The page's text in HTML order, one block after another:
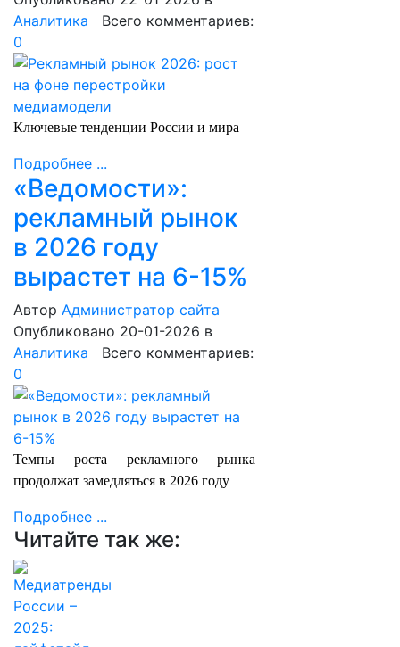
Аналитика Всего комментариев:
0
Ключевые тенденции России и мира
Подробнее ...
«Ведомости»:
рекламный рынок
в 2026 году
вырастет на 6-15%
Автор Администратор сайта
Опубликовано 20-01-2026 в
Аналитика Всего комментариев:
0
Темпы роста рекламного рынка
продолжат замедляться в 2026 году
Подробнее ...
Читайте так же: